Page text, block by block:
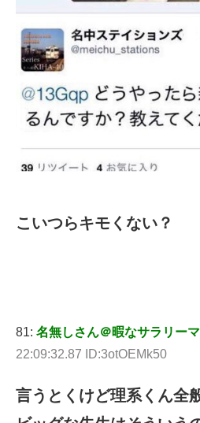
こいつらキモくない？
81: 名無しさん＠暇なサラリー
22:09:32.87 ID:3otOEMk50
言うとくけど理系くん全